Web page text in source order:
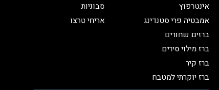
אינטרפוץ
אמבטיה פרי סטנדינג
ברזים שחורים
ברז מילוי סירים
ברז קיר
ברז יוקרתי למטבח
סבוניות
אריחי טרצו